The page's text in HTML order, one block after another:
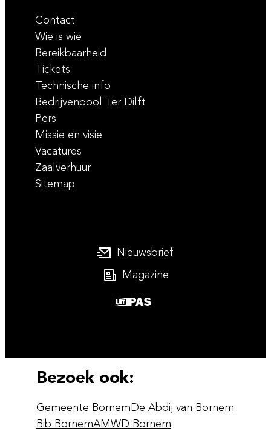
Contact
Wie is wie
Bereikbaarheid
Tickets
Technische info
Bedrijvenpool Ter Dilft
Pers
Missie en visie
Vacatures
Zaalverhuur
Sitemap
Nieuwsbrief
Magazine
UiTPAS
Bezoek ook:
Gemeente Bornem De Abdij van Bornem
Bib BornemAMWD Bornem